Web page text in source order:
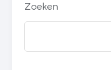
Zoeken